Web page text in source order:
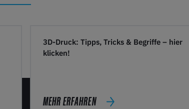
3D-Druck: Tipps, Tricks & Begriffe – hier
klicken!
MEHR ERFAHREN